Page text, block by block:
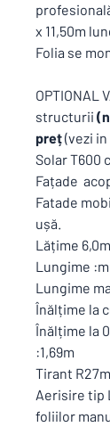
x 11,50m
Folia se
OPTIONAL
structurii
preț(vezi
Solar T600
Fațade
Fatade
ușă.
Lățime
Lungime
Lungime
Înălțime la
Înălțime la
:1,69m
Tirant
Aerisire tip
foliilor